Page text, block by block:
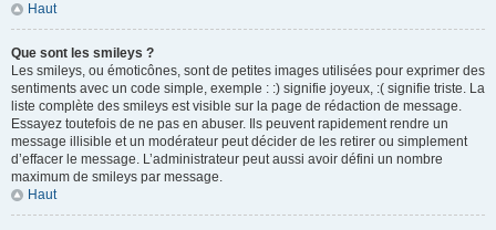
Haut
Que sont les smileys ?
Les smileys, ou émoticônes, sont de petites images utilisées pour exprimer des
sentiments avec un code simple, exemple : :) signifie joyeux, :( signifie triste. La
liste complète des smileys est visible sur la page de rédaction de message.
Essayez toutefois de ne pas en abuser. Ils peuvent rapidement rendre un
message illisible et un modérateur peut décider de les retirer ou simplement
d’effacer le message. L’administrateur peut aussi avoir défini un nombre
maximum de smileys par message.
Haut